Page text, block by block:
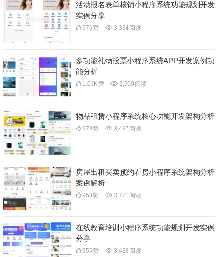
活动报名表单核销小程序系统功能规划开发
实例分享
976赞 3,334阅读
多功能礼物投票小程序系统APP开发案例功
能分析
1.06K赞 3,500 阅读
物品租赁小程序系统核心功能开发架构分析
979赞 3,437 阅读
房屋出租买卖预约看房小程序系统架构分析
案例解析
953赞 3,771 阅读
在线教育培训小程序系统功能规划开发实例
分享
955赞 3,438 阅读